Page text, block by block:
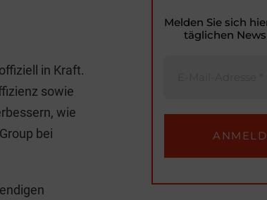
in Kraft.
sowie
wie
bei
Melden Sie sich
täglichen